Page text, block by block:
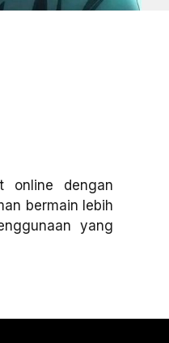
dengan
bermain lebih
yang